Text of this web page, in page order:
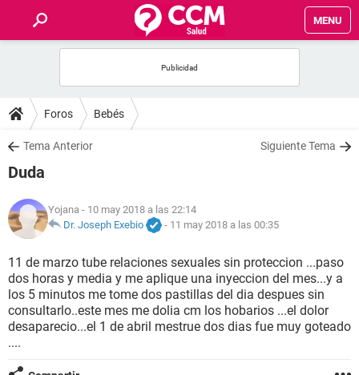
MENU
FOROS
SALUD
NUTRICIÓN
BIENESTAR
SEXUALIDAD
GLOSARIO
Foros Bebés
Tema Anterior Siguiente Tema
Duda
Yojana - 10 may 2018 a las 22:14
Dr. Joseph Exebio
- 11 may 2018 a las 00:35
11 de marzo tube relaciones sexuales sin proteccion ...paso
dos horas y media y me aplique una inyeccion del mes...y a
los 5 minutos me tome dos pastillas del dia despues sin
consultarlo..este mes me dolia cm los hobarios ...el dolor
desaparecio...el 1 de abril mestrue dos dias fue muy goteado
....